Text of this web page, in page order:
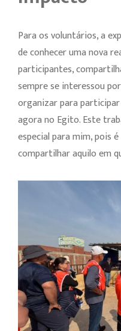
Para os voluntários, a
de conhecer uma nova
participantes,
sempre se interessou
organizar para participar
agora no Egito. Este
especial para mim, pois
compartilhar aquilo em